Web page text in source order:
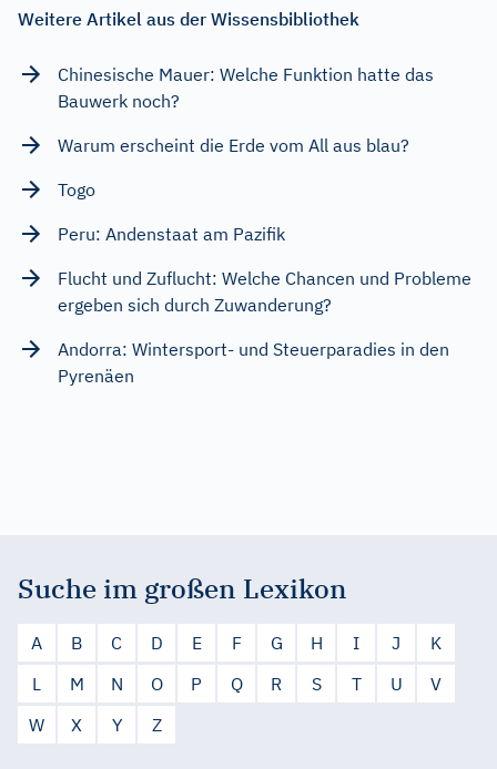
Weitere Artikel aus der Wissensbibliothek
Chinesische Mauer: Welche Funktion hatte das
Bauwerk noch?
Warum erscheint die Erde vom All aus blau?
Togo
Peru: Andenstaat am Pazifik
Flucht und Zuflucht: Welche Chancen und Probleme
ergeben sich durch Zuwanderung?
Andorra: Wintersport- und Steuerparadies in den
Pyrenäen
Suche im großen Lexikon
A B C D E F G H I J
K
L
M N O P Q R S T U
V
W
X Y Z